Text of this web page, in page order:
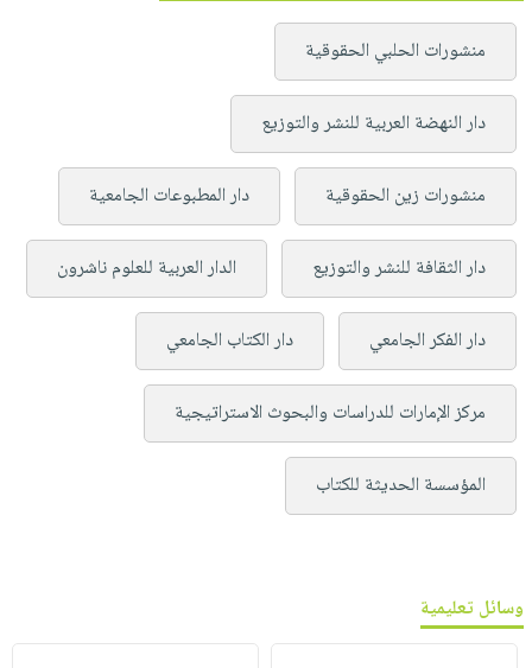
منشورات الحلبي الحقوقية
دار النهضة العربية للنشر والتوزيع
منشورات زين الحقوقية دار المطبوعات الجامعية
دار الثقافة للنشر والتوزيع الدار العربية للعلوم ناشرون
دار الفكر الجامعي دار الكتاب الجامعي
مركز الإمارات للدراسات والبحوث الاستراتيجية
المؤسسة الحديثة للكتاب
وسائل تعليمية